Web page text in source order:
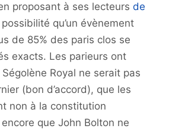
proposant à ses lecteurs de
qu’un évènement
de 85% des paris clos se
exacts. Les parieurs ont
Royal ne serait pas
(bon d’accord), que les
non à la constitution
que John Bolton ne